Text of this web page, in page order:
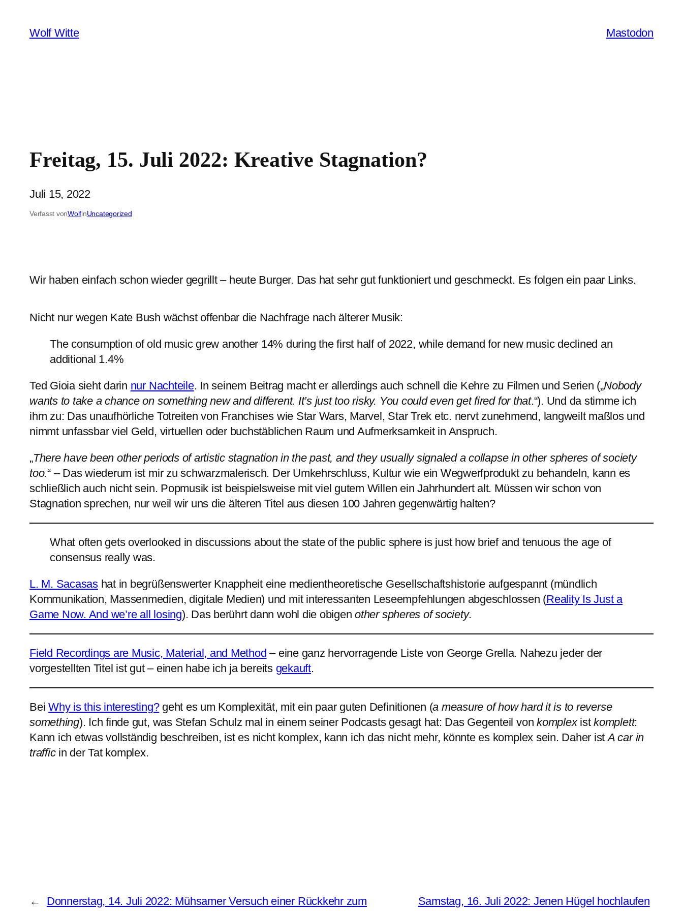
Inhalt
springen
Wolf Witte Mastodon
Freitag, 15. Juli 2022: Kreative Stagnation?
Juli 15, 2022
Verfasst vonWolfinUncategorized
Wir haben einfach schon wieder gegrillt – heute Burger. Das hat sehr gut funktioniert und geschmeckt. Es folgen ein paar Links.
Nicht nur wegen Kate Bush wächst offenbar die Nachfrage nach älterer Musik:
The consumption of old music grew another 14% during the first half of 2022, while demand for new music declined an
additional 1.4%
Ted Gioia sieht darin nur Nachteile. In seinem Beitrag macht er allerdings auch schnell die Kehre zu Filmen und Serien („Nobody
wants to take a chance on something new and different. It’s just too risky. You could even get fired for that.“). Und da stimme ich
ihm zu: Das unaufhörliche Totreiten von Franchises wie Star Wars, Marvel, Star Trek etc. nervt zunehmend, langweilt maßlos und
nimmt unfassbar viel Geld, virtuellen oder buchstäblichen Raum und Aufmerksamkeit in Anspruch.
„There have been other periods of artistic stagnation in the past, and they usually signaled a collapse in other spheres of society
too.“ – Das wiederum ist mir zu schwarzmalerisch. Der Umkehrschluss, Kultur wie ein Wegwerfprodukt zu behandeln, kann es
schließlich auch nicht sein. Popmusik ist beispielsweise mit viel gutem Willen ein Jahrhundert alt. Müssen wir schon von
Stagnation sprechen, nur weil wir uns die älteren Titel aus diesen 100 Jahren gegenwärtig halten?
What often gets overlooked in discussions about the state of the public sphere is just how brief and tenuous the age of
consensus really was.
L. M. Sacasashat in begrüßenswerter Knappheit eine medientheoretische Gesellschaftshistorie aufgespannt (mündlich
Kommunikation, Massenmedien, digitale Medien) und mit interessanten Leseempfehlungen abgeschlossen (Reality Is Just a
Game Now. And we’re all losing). Das berührt dann wohl die obigenother spheres of society.
Field Recordings are Music, Material, and Method – eine ganz hervorragende Liste von George Grella. Nahezu jeder der
vorgestellten Titel ist gut – einen habe ich ja bereits gekauft.
BeiWhy is this interesting?geht es um Komplexität, mit ein paar guten Definitionen (a measure of how hard it is to reverse
something). Ich finde gut, was Stefan Schulz mal in einem seiner Podcasts gesagt hat: Das Gegenteil vonkomplexistkomplett:
Kann ich etwas vollständig beschreiben, ist es nicht komplex, kann ich das nicht mehr, könnte es komplex sein. Daher istA car in
trafficin der Tat komplex.
←
Donnerstag, 14. Juli 2022: Mühsamer Versuch einer Rückkehr zum
Samstag, 16. Juli 2022: Jenen Hügel hochlaufen